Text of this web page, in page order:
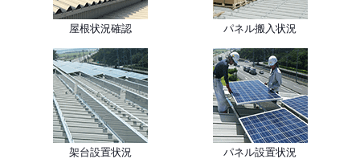
屋根状況確認 パネル搬入状況
架台設置状況 パネル設置状況